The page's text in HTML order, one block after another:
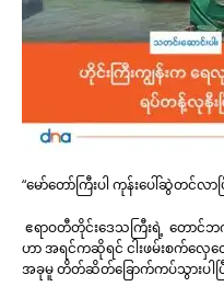
“မော်တော်ကြီးပါ ကုန်းပေါ်ဆွဲတင်လာပ
ဧရာဝတီတိုင်းဒေသကြီးရဲ့ တောင်
ဟာ အရင်ကဆိုရင် ငါးဖမ်းစက်လှေ
အခုမူ တိတ်ဆိတ်ခြောက်ကပ်သွားပါပ